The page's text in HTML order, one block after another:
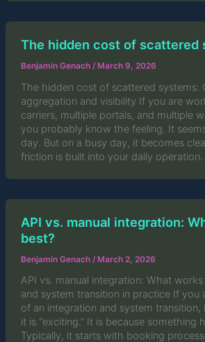
The hidden cost of scattered
Benjamin Genach / March 9, 2026
The hidden cost of scattered systems:
aggregation and visibility If you are
carriers, multiple portals, and multiple
you probably know the feeling. It
day. But on a busy day, it becomes
friction is built into your daily operation.
API vs. manual integration:
best?
Benjamin Genach / March 2, 2026
API vs. manual integration: What
and system transition in practice If you
of an integration and system transition,
it is “exciting.” It is because something
Typically, it starts with booking